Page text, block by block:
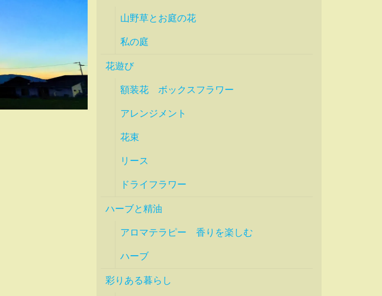
山野草とお庭の花
私の庭
花遊び
額装花 ボックスフラワー
アレンジメント
花束
リース
ドライフラワー
ハーブと精油
アロマテラピー 香りを楽しむ
ハーブ
彩りある暮らし